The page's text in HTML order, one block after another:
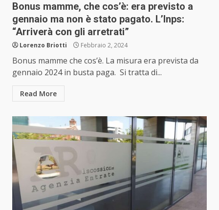
Bonus mamme, che cos’è: era previsto a
gennaio ma non è stato pagato. L’Inps:
“Arriverà con gli arretrati”
Lorenzo Briotti Febbraio 2, 2024
Bonus mamme che cos’è. La misura era prevista da
gennaio 2024 in busta paga. Si tratta di...
Read More